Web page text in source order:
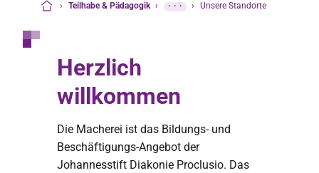
› Teilhabe & Pädagogik › ··· › Unsere Standorte
Herzlich
willkommen
Die Macherei ist das Bildungs- und
Beschäftigungs-Angebot der
Johannesstift Diakonie Proclusio. Das